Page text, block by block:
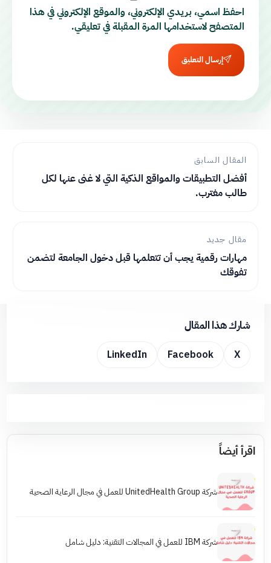
احفظ اسمي، بريدي الإلكتروني، والموقع الإلكتروني في هذا
المتصفح لاستخدامها المرة المقبلة في تعليقي.
إرسال التعليق
المقال السابق
أفضل التطبيقات والمواقع الذكية التي لا غنى عنها لكل
طالب مغترب.
مقال جديد
مهارات رقمية يجب أن تتعلمها قبل دخول الجامعة لتضمن
تفوقك
شارك هذا المقال
X
Facebook
LinkedIn
اقرأ أيضاً
شركة UnitedHealth Group للعمل في مجال الرعاية الصحية
شركة IBM للعمل في المجالات التقنية: دليل شامل